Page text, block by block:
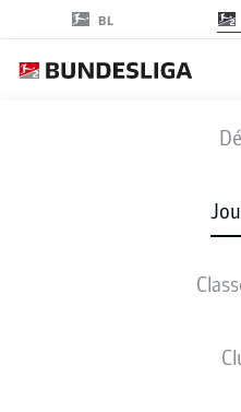
BL
SGF
COMPOSITIONS